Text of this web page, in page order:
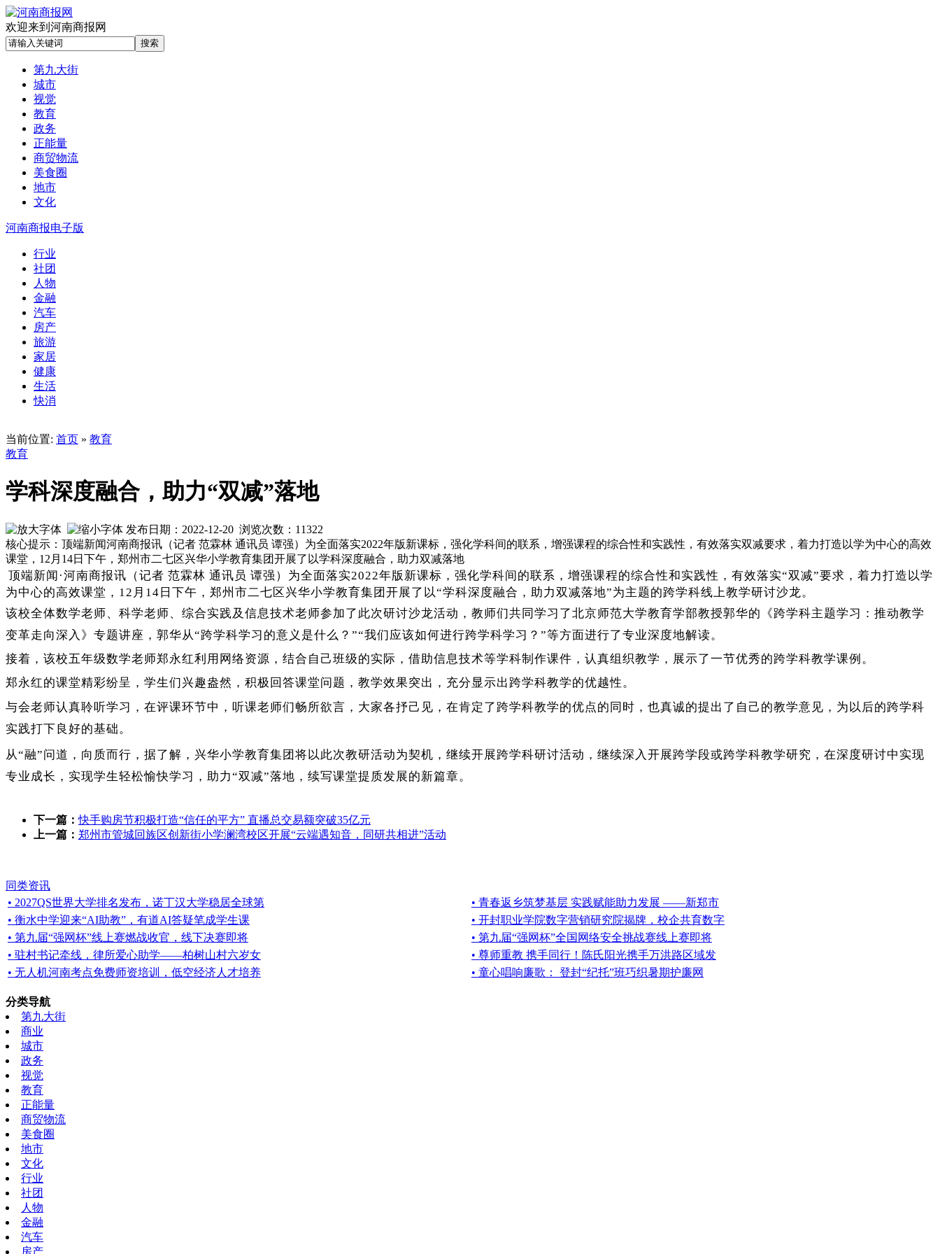
欢迎来到河南商报网
第九大街
城市
视觉
教育
政务
正能量
商贸物流
美食圈
地市
文化
河南商报电子版
行业
社团
人物
金融
汽车
房产
旅游
家居
健康
生活
快消
当前位置: 首页 » 教育
教育
学科深度融合，助力“双减”落地
发布日期：2022-12-20 浏览次数： 11322
核心提示：顶端新闻河南商报讯（记者 范霖林 通讯员 谭强）为全面落实2022年版新课标，强化学科间的联系，增强课程的综合性和实践性，有效落实双减要求，着力打造以学为中心的高效
课堂，12月14日下午，郑州市二七区兴华小学教育集团开展了以学科深度融合，助力双减落地
顶端新闻·河南商报讯（记者 范霖林 通讯员 谭强）为全面落实2022年版新课标，强化学科间的联系，增强课程的综合性和实践性，有效落实“双减”要求，着力打造以学
为中心的高效课堂，12月14日下午，郑州市二七区兴华小学教育集团开展了以“学科深度融合，助力双减落地”为主题的跨学科线上教学研讨沙龙。
该校全体数学老师、科学老师、综合实践及信息技术老师参加了此次研讨沙龙活动，教师们共同学习了北京师范大学教育学部教授郭华的《跨学科主题学习：推动教学
变革走向深入》专题讲座，郭华从“跨学科学习的意义是什么？”“我们应该如何进行跨学科学习？”等方面进行了专业深度地解读。
接着，该校五年级数学老师郑永红利用网络资源，结合自己班级的实际，借助信息技术等学科制作课件，认真组织教学，展示了一节优秀的跨学科教学课例。
郑永红的课堂精彩纷呈，学生们兴趣盎然，积极回答课堂问题，教学效果突出，充分显示出跨学科教学的优越性。
与会老师认真聆听学习，在评课环节中，听课老师们畅所欲言，大家各抒己见，在肯定了跨学科教学的优点的同时，也真诚的提出了自己的教学意见，为以后的跨学科
实践打下良好的基础。
从“融”问道，向质而行，据了解，兴华小学教育集团将以此次教研活动为契机，继续开展跨学科研讨活动，继续深入开展跨学段或跨学科教学研究，在深度研讨中实现
专业成长，实现学生轻松愉快学习，助力“双减”落地，续写课堂提质发展的新篇章。
下一篇：快手购房节积极打造“信任的平方” 直播总交易额突破35亿元
上一篇： 郑州市管城回族区创新街小学澜湾校区开展“云端遇知音，同研共相进”活动
同类资讯
• 2027QS世界大学排名发布，诺丁汉大学稳居全球第
• 青春返乡筑梦基层 实践赋能助力发展 ——新郑市
• 衡水中学迎来“AI助教”，有道AI答疑笔成学生课
• 开封职业学院数字营销研究院揭牌，校企共育数字
• 第九届“强网杯”线上赛燃战收官，线下决赛即将
• 第九届“强网杯”全国网络安全挑战赛线上赛即将
• 驻村书记牵线，律所爱心助学——柏树山村六岁女
• 尊师重教 携手同行！陈氏阳光携手万洪路区域发
• 无人机河南考点免费师资培训，低空经济人才培养
• 童心唱响廉歌： 登封“纪托”班巧织暑期护廉网
分类导航
第九大街
商业
城市
政务
视觉
教育
正能量
商贸物流
美食圈
地市
文化
行业
社团
人物
金融
汽车